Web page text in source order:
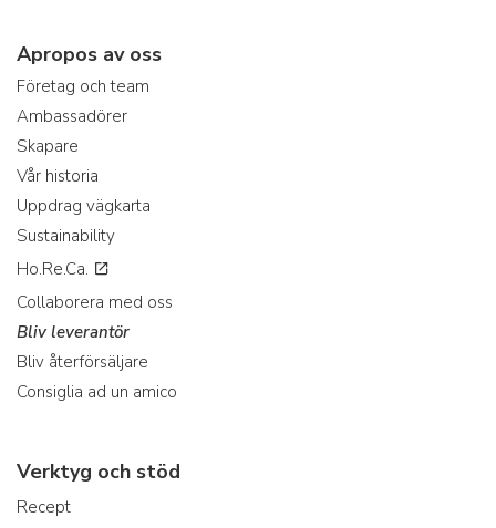
Apropos av oss
Företag och team
Ambassadörer
Skapare
Vår historia
Uppdrag vägkarta
Sustainability
Ho.Re.Ca.
Collaborera med oss
Bliv leverantör
Bliv återförsäljare
Consiglia ad un amico
Verktyg och stöd
Recept